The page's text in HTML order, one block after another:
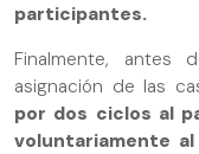
participantes.
Finalmente, antes
asignación de las
por dos ciclos al
voluntariamente